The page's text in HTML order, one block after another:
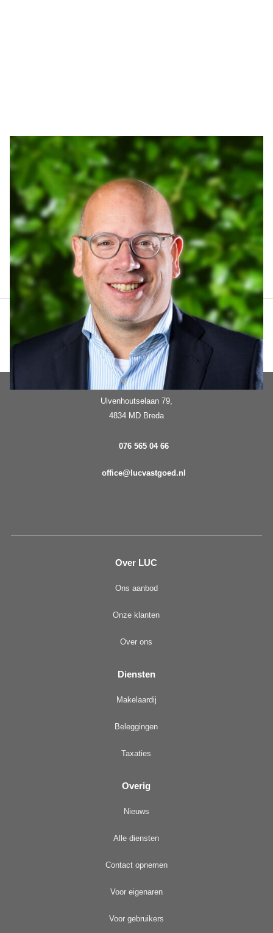
Arthur Lankhuizen
06 551 184 60
arthur@lucvastgoed.nl
Contact opnemen
Ulvenhoutselaan 79,
4834 MD Breda
076 565 04 66
office@lucvastgoed.nl
Over LUC
Ons aanbod
Onze klanten
Over ons
Diensten
Makelaardij
Beleggingen
Taxaties
Overig
Nieuws
Alle diensten
Contact opnemen
Voor eigenaren
Voor gebruikers